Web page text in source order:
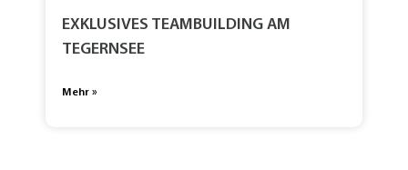
EXKLUSIVES TEAMBUILDING AM
TEGERNSEE
Mehr »